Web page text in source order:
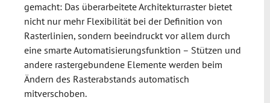
gemacht: Das überarbeitete Architekturraster bietet
nicht nur mehr Flexibilität bei der Definition von
Rasterlinien, sondern beeindruckt vor allem durch
eine smarte Automatisierungsfunktion – Stützen und
andere rastergebundene Elemente werden beim
Ändern des Rasterabstands automatisch
mitverschoben.